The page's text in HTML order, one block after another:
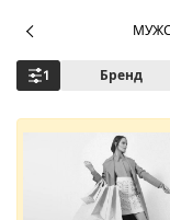
1 Бренд